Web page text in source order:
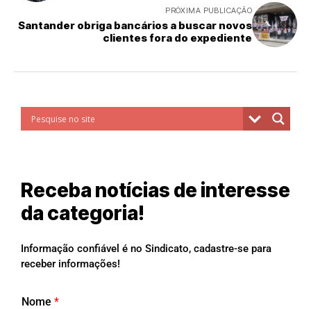
PRÓXIMA PUBLICAÇÃO
Santander obriga bancários a buscar novos
clientes fora do expediente
Receba notícias de interesse
da categoria!
Informação confiável é no Sindicato, cadastre-se para
receber informações!
Nome *